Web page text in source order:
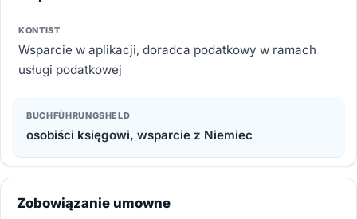
Wsparcie w aplikacji, doradca podatkowy w ramach
usługi podatkowej
osobiści księgowi, wsparcie z Niemiec
Zobowiązanie umowne